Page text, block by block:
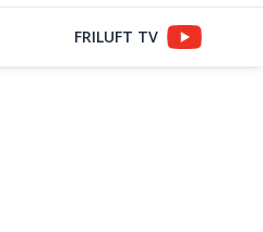
FRILUFT TV